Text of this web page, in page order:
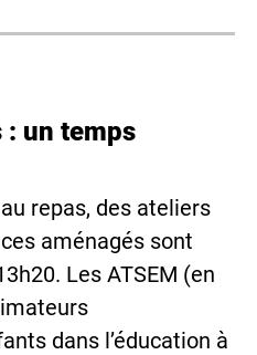
: un temps
repas, des ateliers
aménagés sont
Les ATSEM (en
dans l’éducation à